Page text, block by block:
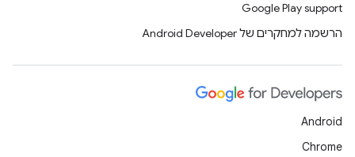
Google Play support
הרשמה למחקרים של Android Developer
Android
Chrome